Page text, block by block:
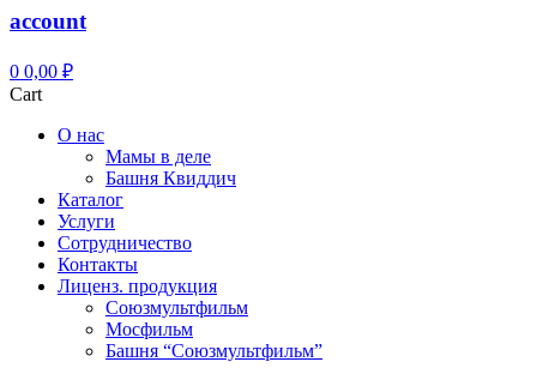
account
0 0,00 ₽
Cart
О нас
Мамы в деле
Башня Квиддич
Каталог
Услуги
Сотрудничество
Контакты
Лиценз. продукция
Союзмультфильм
Мосфильм
Башня “Союзмультфильм”